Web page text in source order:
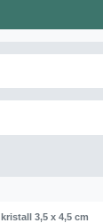
3,5 x 4,5 cm